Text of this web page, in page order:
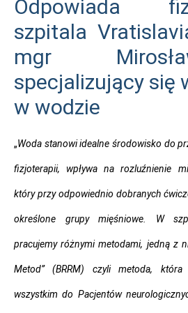
Odpowiada
szpitala
mgr
specjalizujący się
w wodzie
„Woda stanowi idealne środowisko do
fizjoterapii, wpływa na rozluźnienie
który przy odpowiednio dobranych
określone grupy mięśniowe. W
pracujemy różnymi metodami, jedną z
Metod” (BRRM) czyli metoda,
wszystkim do Pacjentów